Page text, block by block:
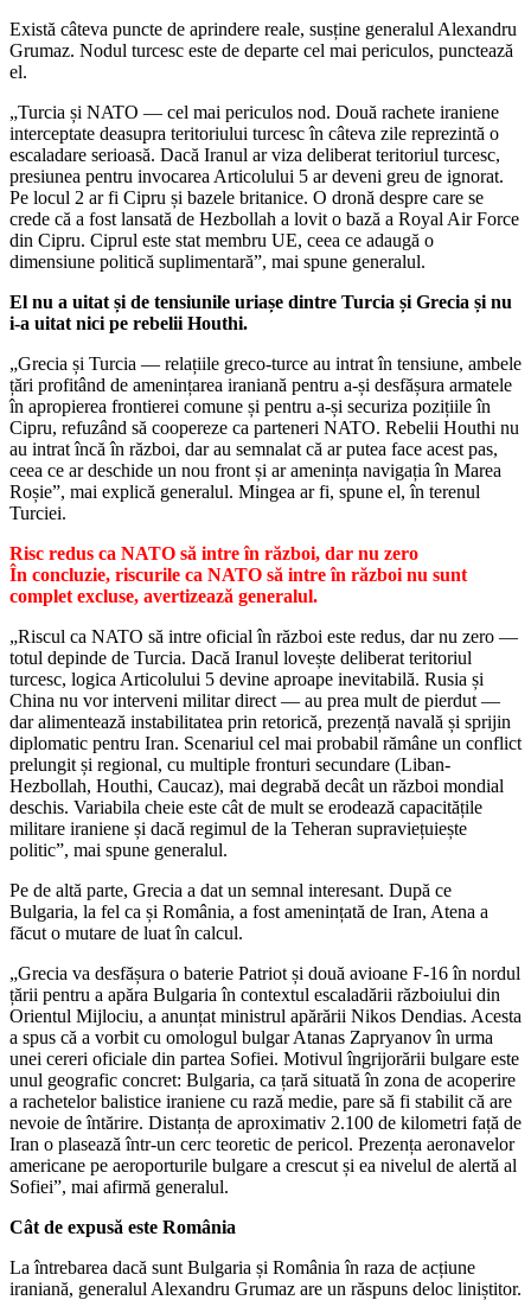
Există câteva puncte de aprindere reale, susține generalul Alexandru
Grumaz. Nodul turcesc este de departe cel mai periculos, punctează
el.
„Turcia și NATO — cel mai periculos nod. Două rachete iraniene
interceptate deasupra teritoriului turcesc în câteva zile reprezintă o
escaladare serioasă. Dacă Iranul ar viza deliberat teritoriul turcesc,
presiunea pentru invocarea Articolului 5 ar deveni greu de ignorat.
Pe locul 2 ar fi Cipru și bazele britanice. O dronă despre care se
crede că a fost lansată de Hezbollah a lovit o bază a Royal Air Force
din Cipru. Ciprul este stat membru UE, ceea ce adaugă o
dimensiune politică suplimentară”, mai spune generalul.
El nu a uitat și de tensiunile uriașe dintre Turcia și Grecia și nu
i-a uitat nici pe rebelii Houthi.
„Grecia și Turcia — relațiile greco-turce au intrat în tensiune, ambele
țări profitând de amenințarea iraniană pentru a-și desfășura armatele
în apropierea frontierei comune și pentru a-și securiza pozițiile în
Cipru, refuzând să coopereze ca parteneri NATO. Rebelii Houthi nu
au intrat încă în război, dar au semnalat că ar putea face acest pas,
ceea ce ar deschide un nou front și ar amenința navigația în Marea
Roșie”, mai explică generalul. Mingea ar fi, spune el, în terenul
Turciei.
Risc redus ca NATO să intre în război, dar nu zero
În concluzie, riscurile ca NATO să intre în război nu sunt
complet excluse, avertizează generalul.
„Riscul ca NATO să intre oficial în război este redus, dar nu zero —
totul depinde de Turcia. Dacă Iranul lovește deliberat teritoriul
turcesc, logica Articolului 5 devine aproape inevitabilă. Rusia și
China nu vor interveni militar direct — au prea mult de pierdut —
dar alimentează instabilitatea prin retorică, prezență navală și sprijin
diplomatic pentru Iran. Scenariul cel mai probabil rămâne un conflict
prelungit și regional, cu multiple fronturi secundare (Liban-
Hezbollah, Houthi, Caucaz), mai degrabă decât un război mondial
deschis. Variabila cheie este cât de mult se erodează capacitățile
militare iraniene și dacă regimul de la Teheran supraviețuiește
politic”, mai spune generalul.
Pe de altă parte, Grecia a dat un semnal interesant. După ce
Bulgaria, la fel ca și România, a fost amenințată de Iran, Atena a
făcut o mutare de luat în calcul.
„Grecia va desfășura o baterie Patriot și două avioane F-16 în nordul
țării pentru a apăra Bulgaria în contextul escaladării războiului din
Orientul Mijlociu, a anunțat ministrul apărării Nikos Dendias. Acesta
a spus că a vorbit cu omologul bulgar Atanas Zapryanov în urma
unei cereri oficiale din partea Sofiei. Motivul îngrijorării bulgare este
unul geografic concret: Bulgaria, ca țară situată în zona de acoperire
a rachetelor balistice iraniene cu rază medie, pare să fi stabilit că are
nevoie de întărire. Distanța de aproximativ 2.100 de kilometri față de
Iran o plasează într-un cerc teoretic de pericol. Prezența aeronavelor
americane pe aeroporturile bulgare a crescut și ea nivelul de alertă al
Sofiei”, mai afirmă generalul.
Cât de expusă este România
La întrebarea dacă sunt Bulgaria și România în raza de acțiune
iraniană, generalul Alexandru Grumaz are un răspuns deloc liniștitor.